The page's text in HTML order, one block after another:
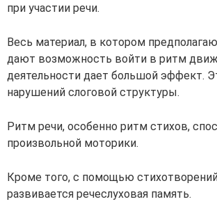
при участии речи.
Весь материал, в котором
дают возможность войти в ритм
деятельности дает большой эффект.
нарушений слоговой структуры.
Ритм речи, особенно ритм стихов,
произвольной моторики.
Кроме того, с помощью
развивается речеслуховая память.